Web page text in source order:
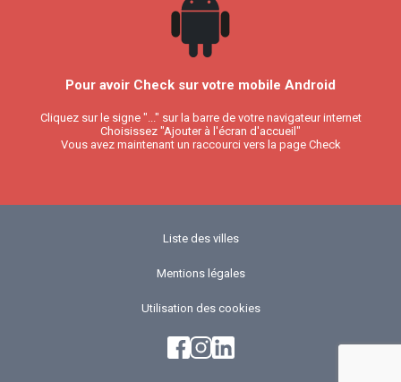
Pour avoir Check sur votre mobile Android
Cliquez sur le signe "..." sur la barre de votre navigateur internet
Choisissez "Ajouter à l'écran d'accueil"
Vous avez maintenant un raccourci vers la page Check
Liste des villes
Mentions légales
Utilisation des cookies